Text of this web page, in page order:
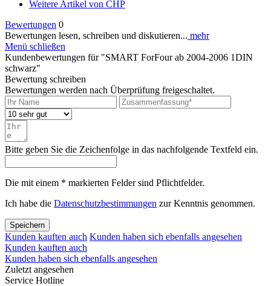
Weitere Artikel von CHP
Bewertungen 0
Bewertungen lesen, schreiben und diskutieren... mehr
Menü schließen
Kundenbewertungen für "SMART ForFour ab 2004-2006 1DIN
schwarz"
Bewertung schreiben
Bewertungen werden nach Überprüfung freigeschaltet.
Bitte geben Sie die Zeichenfolge in das nachfolgende Textfeld ein.
Die mit einem * markierten Felder sind Pflichtfelder.
Ich habe die Datenschutzbestimmungen zur Kenntnis genommen.
Speichern
Kunden kauften auch Kunden haben sich ebenfalls angesehen
Kunden kauften auch
Kunden haben sich ebenfalls angesehen
Zuletzt angesehen
Service Hotline